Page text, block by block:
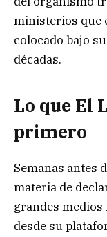
ministerios que
colocado bajo
décadas.
Lo que El
primero
Semanas antes
materia de
grandes medios
desde su